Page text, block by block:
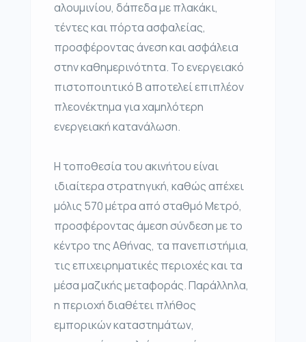
αλουμινίου, δάπεδα με πλακάκι,
τέντες και πόρτα ασφαλείας,
προσφέροντας άνεση και ασφάλεια
στην καθημερινότητα. Το ενεργειακό
πιστοποιητικό Β αποτελεί επιπλέον
πλεονέκτημα για χαμηλότερη
ενεργειακή κατανάλωση.
Η τοποθεσία του ακινήτου είναι
ιδιαίτερα στρατηγική, καθώς απέχει
μόλις 570 μέτρα από σταθμό Μετρό,
προσφέροντας άμεση σύνδεση με το
κέντρο της Αθήνας, τα πανεπιστήμια,
τις επιχειρηματικές περιοχές και τα
μέσα μαζικής μεταφοράς. Παράλληλα,
η περιοχή διαθέτει πλήθος
εμπορικών καταστημάτων,